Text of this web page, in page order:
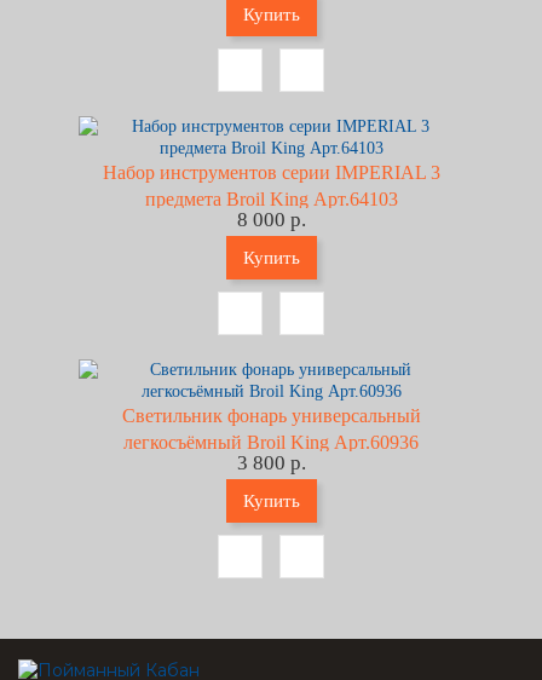
Купить
Набор инструментов серии IMPERIAL 3
предмета Broil King Арт.64103
8 000 р.
Купить
Светильник фонарь универсальный
легкосъёмный Broil King Арт.60936
3 800 р.
Купить